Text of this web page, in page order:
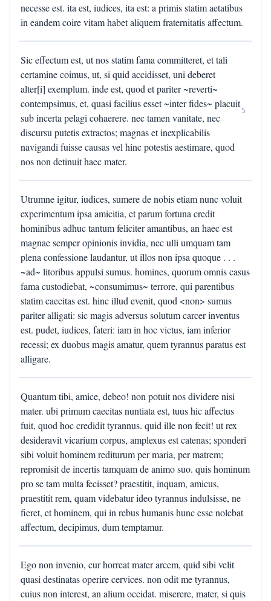
necesse est. ita est, iudices, ita est: a primis statim aetatibus
in eandem coire vitam habet aliquem fraternitatis affectum.
Sic effectum est, ut nos statim fama committeret, et tali
certamine coimus, ut, si quid accidisset, uni deberet
alter[i] exemplum. inde est, quod et pariter ~reverti~
contempsimus, et, quasi facilius esset ~inter fides~ placuit
sub incerta pelagi cohaerere. nec tamen vanitate, nec
discursu putetis extractos; magnas et inexplicabilis
navigandi fuisse causas vel hinc potestis aestimare, quod
nos non detinuit haec mater.
5
Utrumne igitur, iudices, sumere de nobis etiam nunc voluit
experimentum ipsa amicitia, et parum fortuna credit
hominibus adhuc tantum feliciter amantibus, an haec est
magnae semper opinionis invidia, nec ulli umquam tam
plena confessione laudantur, ut illos non ipsa quoque . . .
~ad~ litoribus appulsi sumus. homines, quorum omnis casus
fama custodiebat, ~consumimus~ terrore, qui parentibus
statim caecitas est. hinc illud evenit, quod <non> sumus
pariter alligati: sic magis adversus solutum carcer inventus
est. pudet, iudices, fateri: iam in hoc victus, iam inferior
recessi; ex duobus magis amatur, quem tyrannus paratus est
alligare.
Quantum tibi, amice, debeo! non potuit nos dividere nisi
mater. ubi primum caecitas nuntiata est, tuus hic affectus
fuit, quod hoc credidit tyrannus. quid ille non fecit! ut rex
desideravit vicarium corpus, amplexus est catenas; sponderi
sibi voluit hominem rediturum per maria, per matrem;
repromisit de incertis tamquam de animo suo. quis hominum
pro se tam multa fecisset? praestitit, inquam, amicus,
praestitit rem, quam videbatur ideo tyrannus indulsisse, ne
fieret, et hominem, qui in rebus humanis hunc esse nolebat
affectum, decipimus, dum temptamur.
Ego non invenio, cur horreat mater arcem, quid sibi velit
quasi destinatas operire cervices. non odit me tyrannus,
cuius non interest, an alium occidat. miserere, mater, si quis